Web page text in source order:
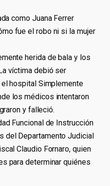
como Juana Ferrer
fue el robo ni si la mujer
herida de bala y los
víctima debió ser
hospital Simplemente
los médicos intentaron
y falleció.
Funcional de Instrucción
del Departamento Judicial
Claudio Fornaro, quien
para determinar quiénes